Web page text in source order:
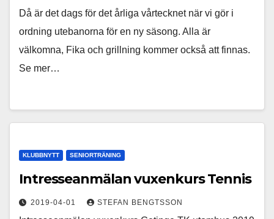
Då är det dags för det årliga vårtecknet när vi gör i
ordning utebanorna för en ny säsong. Alla är
välkomna, Fika och grillning kommer också att finnas.
Se mer…
KLUBBNYTT SENIORTRÄNING
Intresseanmälan vuxenkurs Tennis
2019-04-01 STEFAN BENGTSSON